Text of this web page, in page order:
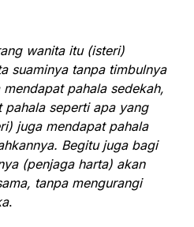
wanita itu (isteri)
suaminya tanpa timbulnya
pahala sedekah,
pahala seperti apa yang
juga mendapat pahala
Begitu juga bagi
(penjaga harta) akan
tanpa mengurangi
.